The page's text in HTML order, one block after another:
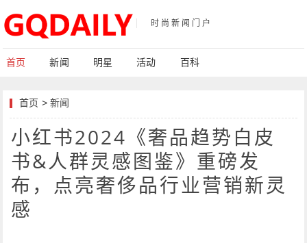
时尚新闻门户
首页 新闻 明星 活动 百科
首页 >新闻
小红书2024《奢品趋势白皮
书&人群灵感图鉴》重磅发
布，点亮奢侈品行业营销新灵
感